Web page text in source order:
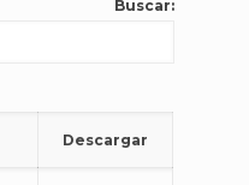
Buscar:
Descargar